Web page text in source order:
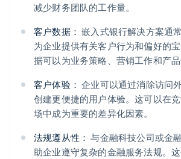
减少财务团队的工作量。
客户数据： 嵌入式银行解决方案通
为企业提供有关客户行为和偏好的
据可以为业务策略、营销工作和产品
客户体验： 企业可以通过消除访问
创建更便捷的用户体验。这可以在
场中成为重要的差异化因素。
法规遵从性： 与金融科技公司或金
助企业遵守复杂的金融服务法规。